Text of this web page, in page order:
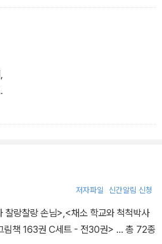
떠들면서 티격태격했어요.-p.24-25쪽
이거든. 까망아, 넌 정말 괜찮니?'
저자파일 신간알림 신청
찰랑찰랑 손님>,<채소 학교와 척척박사
림책 163권 C세트 - 전30권> … 총 72종